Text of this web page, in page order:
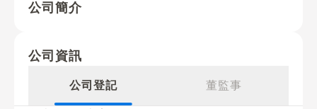
公司簡介
公司資訊
公司登記 董監事